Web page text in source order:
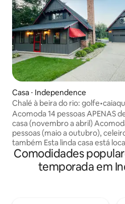
Casa ⋅ Independence
Chalé à beira do rio:
de jogos•bar e churrasqueira
Acomoda 14 pessoas APENAS
casa (novembro a abril) Acomoda 18
pessoas (maio a outubro),
também Esta linda casa está
em um belo campo de golfe.
acesso à beira do rio. Incluindo: caiaques,
2 grandes salas de recreação
Comodidades
temporada em